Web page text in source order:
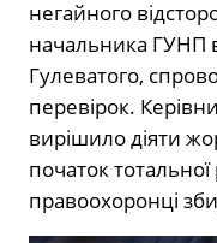
негайного
начальника ГУНП
Гулеватого,
перевірок.
вирішило діяти
початок тотальної
правоохоронці